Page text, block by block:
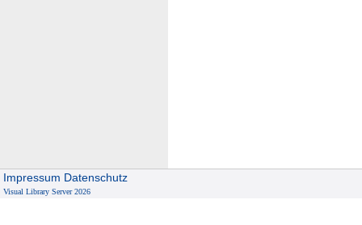
Impressum Datenschutz
Visual Library Server 2026